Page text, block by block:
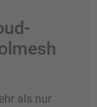
als nur